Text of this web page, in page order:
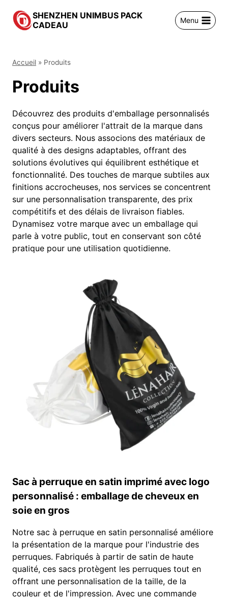
SHENZHEN UNIMBUS PACK
CADEAU
Menu
Accueil » Produits
Produits
Découvrez des produits d'emballage personnalisés
conçus pour améliorer l'attrait de la marque dans
divers secteurs. Nous associons des matériaux de
qualité à des designs adaptables, offrant des
solutions évolutives qui équilibrent esthétique et
fonctionnalité. Des touches de marque subtiles aux
finitions accrocheuses, nos services se concentrent
sur une personnalisation transparente, des prix
compétitifs et des délais de livraison fiables.
Dynamisez votre marque avec un emballage qui
parle à votre public, tout en conservant son côté
pratique pour une utilisation quotidienne.
Sac à perruque en satin imprimé avec logo
personnalisé : emballage de cheveux en
soie en gros
Notre sac à perruque en satin personnalisé améliore
la présentation de la marque pour l'industrie des
perruques. Fabriqués à partir de satin de haute
qualité, ces sacs protègent les perruques tout en
offrant une personnalisation de la taille, de la
couleur et de l'impression. Avec une commande